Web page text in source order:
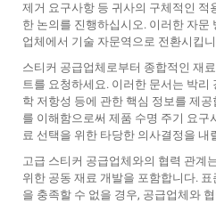
제거 요구사항 등 귀사의 구체적인 적
한 논의를 진행하십시오. 이러한 자문
업체에서 기술 자문역으로 전환시킵
스티커 공급업체로부터 종합적인 재
트를 요청하세요. 이러한 문서는 박리
학 저항성 등에 관한 핵심 정보를 제
를 이해함으로써 제품 수명 주기 요구
료 선택을 위한 타당한 의사결정을 내
고급 스티커 공급업체와의 협력 관계
위한 공동 재료 개발을 포함합니다.
을 충족할 수 없을 경우, 공급업체와